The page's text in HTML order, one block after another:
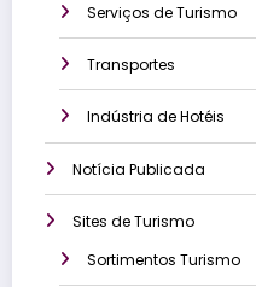
Serviços de Turismo
Transportes
Indústria de Hotéis
Notícia Publicada
Sites de Turismo
Sortimentos Turismo